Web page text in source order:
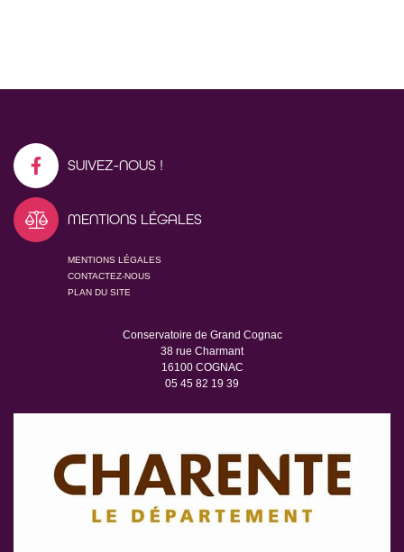
SUIVEZ-NOUS !
MENTIONS LÉGALES
MENTIONS LÉGALES
CONTACTEZ-NOUS
PLAN DU SITE
Conservatoire de Grand Cognac
38 rue Charmant
16100 COGNAC
05 45 82 19 39